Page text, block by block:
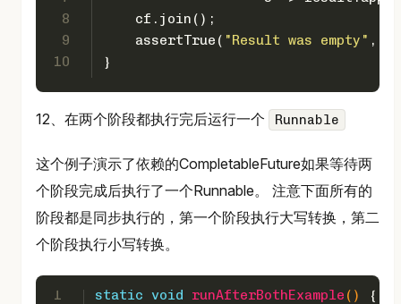
8
9
10
    cf.join();
    assertTrue(
"Result was empty" ,
}
12、在两个阶段都执行完后运行一个 Runnable
这个例子演示了依赖的CompletableFuture如果等待两
个阶段完成后执行了一个Runnable。 注意下面所有的
阶段都是同步执行的，第一个阶段执行大写转换，第二
个阶段执行小写转换。
1
static void runAfterBothExample ()
{